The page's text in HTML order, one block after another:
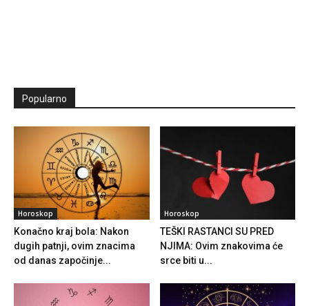
Popularno
Horoskop
Konačno kraj bola: Nakon
dugih patnji, ovim znacima
od danas započinje...
Horoskop
TEŠKI RASTANCI SU PRED
NJIMA: Ovim znakovima će
srce biti u...